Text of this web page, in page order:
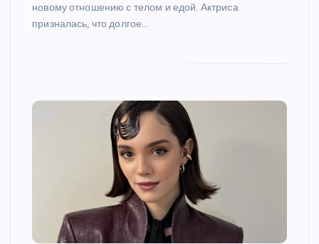
новому отношению с телом и едой. Актриса
призналась, что долгое…